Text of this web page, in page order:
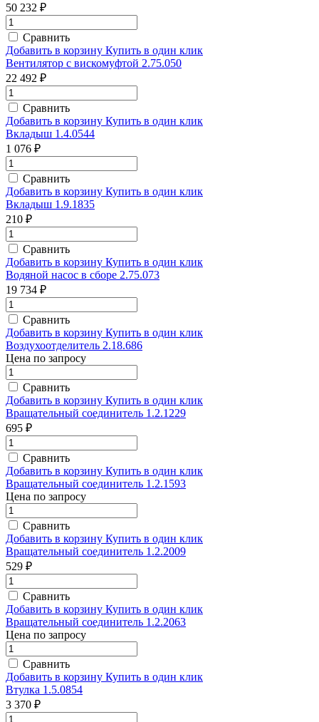
50 232 ₽
Сравнить
Добавить в корзину Купить в один клик
Вентилятор с вискомуфтой 2.75.050
22 492 ₽
Сравнить
Добавить в корзину Купить в один клик
Вкладыш 1.4.0544
1 076 ₽
Сравнить
Добавить в корзину Купить в один клик
Вкладыш 1.9.1835
210 ₽
Сравнить
Добавить в корзину Купить в один клик
Водяной насос в сборе 2.75.073
19 734 ₽
Сравнить
Добавить в корзину Купить в один клик
Воздухоотделитель 2.18.686
Цена по запросу
Сравнить
Добавить в корзину Купить в один клик
Вращательный соединитель 1.2.1229
695 ₽
Сравнить
Добавить в корзину Купить в один клик
Вращательный соединитель 1.2.1593
Цена по запросу
Сравнить
Добавить в корзину Купить в один клик
Вращательный соединитель 1.2.2009
529 ₽
Сравнить
Добавить в корзину Купить в один клик
Вращательный соединитель 1.2.2063
Цена по запросу
Сравнить
Добавить в корзину Купить в один клик
Втулка 1.5.0854
3 370 ₽